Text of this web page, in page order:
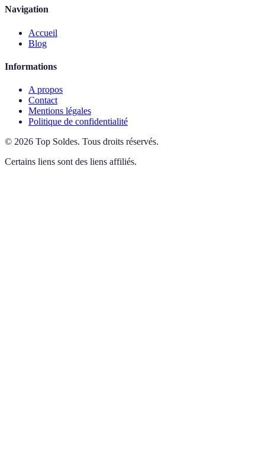
Navigation
Accueil
Blog
Informations
A propos
Contact
Mentions légales
Politique de confidentialité
© 2026 Top Soldes. Tous droits réservés.
Certains liens sont des liens affiliés.